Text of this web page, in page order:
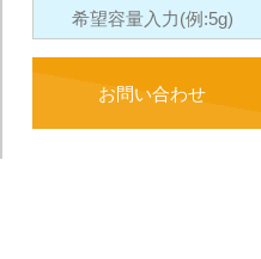
お問い合わせ